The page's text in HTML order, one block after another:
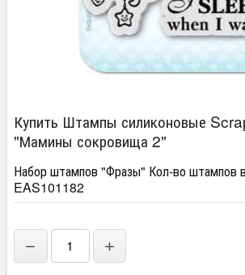
Купить Штампы силиконовые
"Мамины сокровища 2"
Набор штампов "Фразы" Кол-во штампов
EAS101182
− +